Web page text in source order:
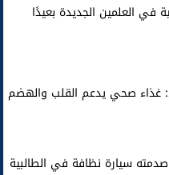
في العلمين الجديدة بعيدًا
غذاء صحي يدعم القلب والهضم
سيارة نظافة في الطالبية